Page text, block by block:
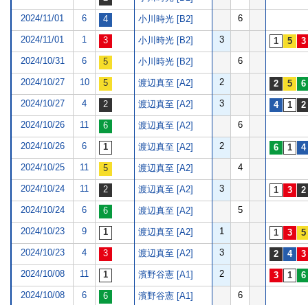
2024/11/01 6 小川時光 [B2] 6
2024/11/01 1 小川時光 [B2] 3
2024/10/31 6 小川時光 [B2] 6
2024/10/27 10 渡辺真至 [A2] 2
2024/10/27 4 渡辺真至 [A2] 3
2024/10/26 11 渡辺真至 [A2] 6
2024/10/26 6 渡辺真至 [A2] 2
2024/10/25 11 渡辺真至 [A2] 4
2024/10/24 11 渡辺真至 [A2] 3
2024/10/24 6 渡辺真至 [A2] 5
2024/10/23 9 渡辺真至 [A2] 1
2024/10/23 4 渡辺真至 [A2] 3
2024/10/08 11 濱野谷憲 [A1] 2
2024/10/08 6 濱野谷憲 [A1] 6